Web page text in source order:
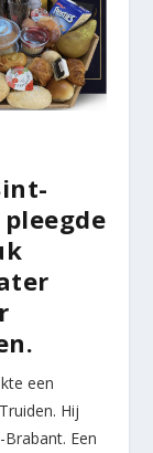
een
Hij
Een